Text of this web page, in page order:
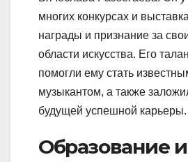
многих конкурсах и
награды и признание за
области искусства. Его
помогли ему стать
музыкантом, а также
будущей успешной карьеры.
Образование